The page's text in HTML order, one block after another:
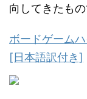
向してきたもの
ボードゲーム
[日本語訳付き]